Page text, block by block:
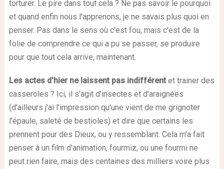
torturer. Le pire dans tout cela ? Ne pas savoir le pourquoi
et quand enfin nous l'apprenons, je ne savais plus quoi en
penser. Pas dans le sens où c'est fou, mais c'est de la
folie de comprendre ce qui a pu se passer, se produire
pour que tout cela arrive, maintenant.
Les actes d'hier ne laissent pas indifférent et trainer des
casseroles ? Ici, il s'agit d'insectes et d'araignées
(d'ailleurs j'ai l'impression qu'une vient de me grignoter
l'épaule, saleté de bestioles) et dire que certains les
prennent pour des Dieux, ou y ressemblant. Cela m'a fait
penser à un film d'animation, fourmiz, ou une fourmi ne
peut rien faire, mais des centaines des milliers voire plus